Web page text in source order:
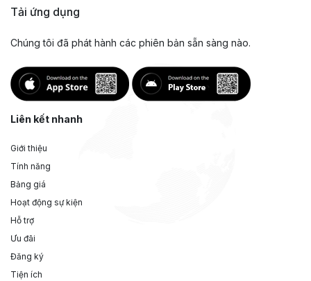
Tải ứng dụng
Chúng tôi đã phát hành các phiên bản sẵn sàng nào.
Liên kết nhanh
Giới thiệu
Tính năng
Bảng giá
Hoạt động sự kiện
Hỗ trợ
Ưu đãi
Đăng ký
Tiện ích